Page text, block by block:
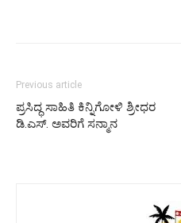
Previous article
ಪ್ರಸಿದ್ಧ ಸಾಹಿತಿ ಕಿನ್ನಿಗೋಳಿ ಶ್ರೀಧರ
ಡಿ.ಎಸ್. ಅವರಿಗೆ ಸನ್ಮಾನ